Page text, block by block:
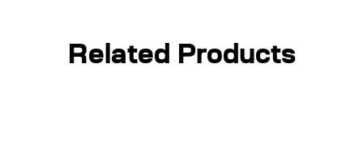
Related Products